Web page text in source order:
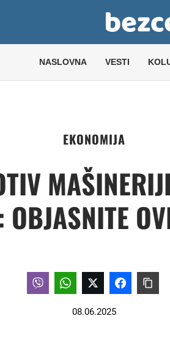
NASLOVNA VESTI
EKONOMIJA
08.06.2025